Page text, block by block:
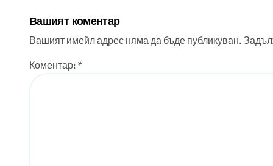
изкуствен интелект
Вашият коментар
Вашият имейл адрес няма да бъде публикуван.
Коментар: *